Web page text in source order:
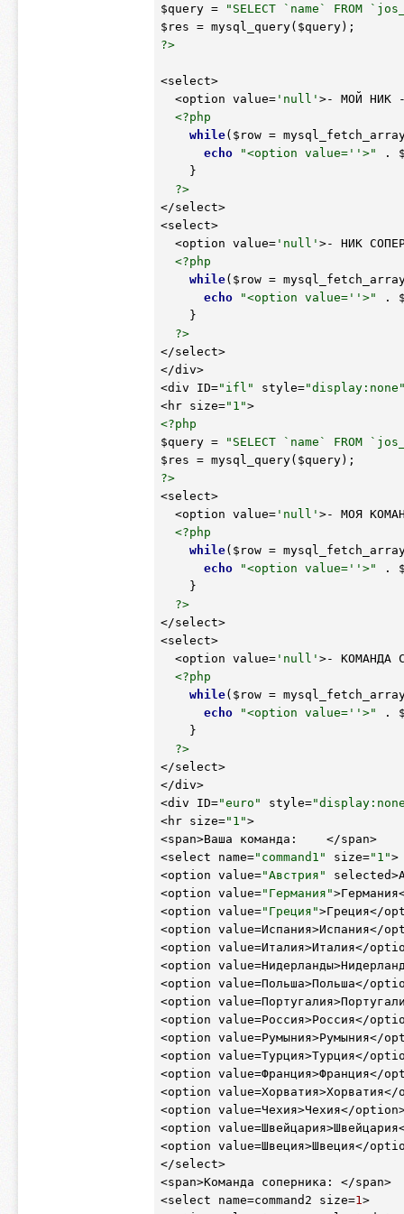
$query =
"SELECT `name` FROM
$res = mysql_query( $query
?>
<select>
  <option value=
'null' >- МОЙ НИК
<?php
while( $row =
echo
"<option value=''>" .
?>
</select>
<select>
  <option value=
'null' >- НИК
<?php
while( $row =
echo
"<option value=''>" .
?>
</select>
</div>
<div ID="ifl" style=
<hr size="1"
>
<?php
$query =
"SELECT `name` FROM
$res = mysql_query( $query
?>
<select>
  <option value=
'null' >- МОЯ
<?php
while( $row =
echo
"<option value=''>" .
?>
</select>
<select>
  <option value=
'null' >- КОМАНДА
<?php
while( $row =
echo
"<option value=''>" .
?>
</select>
</div>
<div ID="euro" style=
<hr size="1">
<span>Ваша команда:    </span>
<select name="command1" size="1">
<option value="Австрия"
<option value="Германия"
<option value="Греция">Греция</
<option value=Испания>Испания</
<option value=Италия>Италия</
<option
<option value=Польша>Польша</
<option
<option value=Россия>Россия</
<option value=Румыния>Румыния</
<option value=Турция>Турция</
<option value=Франция>Франция</
<option
<option value=Чехия>Чехия</
<option
<option value=Швеция>Швеция</
</select>
<span>Команда соперника: </span>
<select name=command2 size=1 >